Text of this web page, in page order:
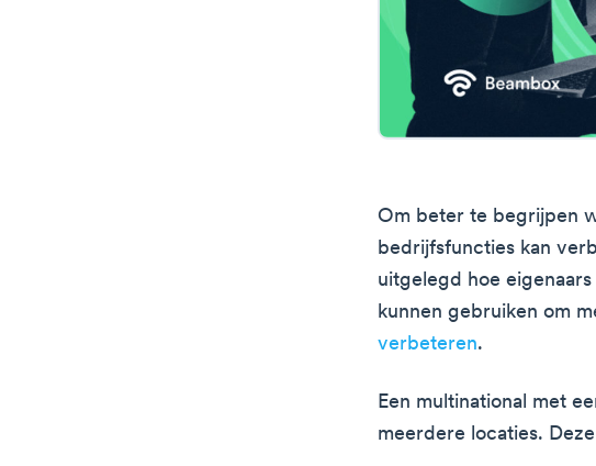
Om beter te begrijpen
bedrijfsfuncties kan
uitgelegd hoe
kunnen gebruiken om
verbeteren.
Een multinational met
meerdere locaties.